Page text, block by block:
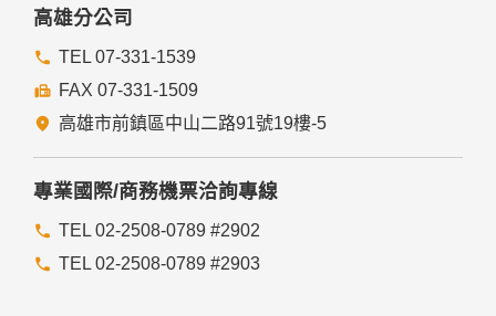
高雄分公司
TEL 07-331-1539
FAX 07-331-1509
高雄市前鎮區中山二路91號19樓-5
專業國際/商務機票洽詢專線
TEL 02-2508-0789 #2902
TEL 02-2508-0789 #2903